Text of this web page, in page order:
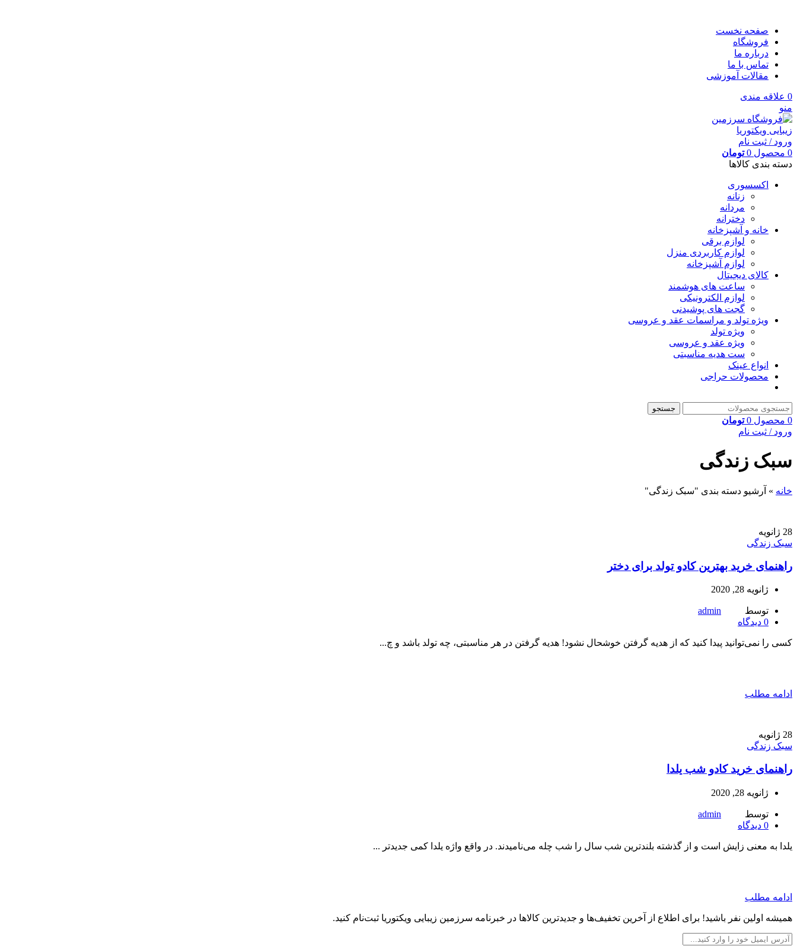
صفحه نخست
فروشگاه
درباره ما
تماس با ما
مقالات آموزشی
0 علاقه مندی
منو
ورود / ثبت نام
0 محصول 0 تومان
دسته بندی کالاها
اکسسوری
زنانه
مردانه
دخترانه
خانه و آشپزخانه
لوازم برقی
لوازم کاربردی منزل
لوازم آشپزخانه
کالای دیجیتال
ساعت های هوشمند
لوازم الکترونیکی
گجت های پوشیدنی
ویژه تولد و مراسمات عقد و عروسی
ویژه تولد
ویژه عقد و عروسی
ست هدیه مناسبتی
انواع عینک
محصولات حراجی
جستجو
0 محصول 0 تومان
ورود / ثبت نام
سبک زندگی
خانه » آرشیو دسته بندی "سبک زندگی"
28 ژانویه
سبک زندگی
راهنمای خرید بهترین کادو تولد برای دختر
ژانویه 28, 2020
توسط
admin
0 دیدگاه
کسی را نمی‌توانید پیدا کنید که از هدیه گرفتن خوشحال نشود! هدیه گرفتن در هر مناسبتی، چه تولد باشد و چ...
ادامه مطلب
28 ژانویه
سبک زندگی
راهنمای خرید کادو شب یلدا
ژانویه 28, 2020
توسط
admin
0 دیدگاه
یلدا به معنی زایش است و از گذشته بلندترین شب سال را شب چله می‌نامیدند. در واقع واژه یلدا کمی جدیدتر ...
ادامه مطلب
همیشه اولین نفر باشید! برای اطلاع از آخرین تخفیف‌ها و جدیدترین کالاها در خبرنامه سرزمین زیبایی ویکتوریا ثبت‌نام کنید.